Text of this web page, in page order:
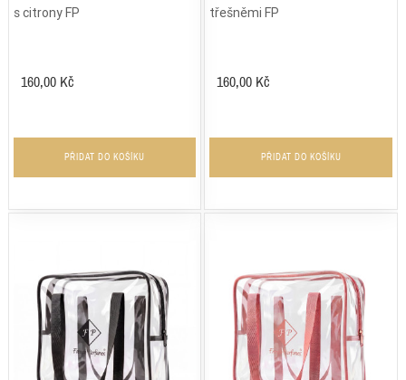
s citrony FP
160,00 Kč
PŘIDAT DO KOŠÍKU
třešněmi FP
160,00 Kč
PŘIDAT DO KOŠÍKU